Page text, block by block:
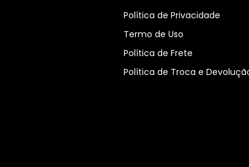
Política de Privacidade
Termo de Uso
Política de Frete
Política de Troca e